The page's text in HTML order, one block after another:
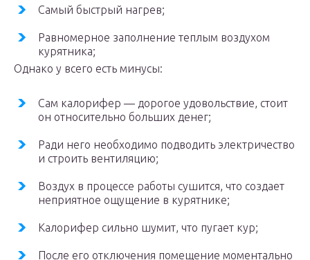
Самый быстрый нагрев;
Равномерное заполнение теплым воздухом
курятника;
Однако у всего есть минусы:
Сам калорифер — дорогое удовольствие, стоит
он относительно больших денег;
Ради него необходимо подводить электричество
и строить вентиляцию;
Воздух в процессе работы сушится, что создает
неприятное ощущение в курятнике;
Калорифер сильно шумит, что пугает кур;
После его отключения помещение моментально